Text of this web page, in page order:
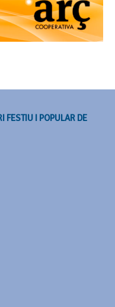
FESTIU I POPULAR DE